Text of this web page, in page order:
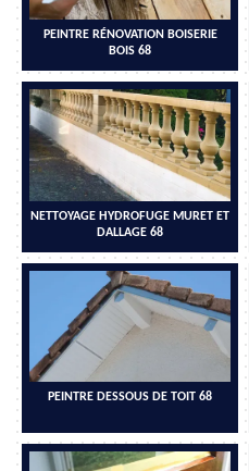
PEINTRE RÉNOVATION BOISERIE
BOIS 68
NETTOYAGE HYDROFUGE MURET ET
DALLAGE 68
PEINTRE DESSOUS DE TOIT 68